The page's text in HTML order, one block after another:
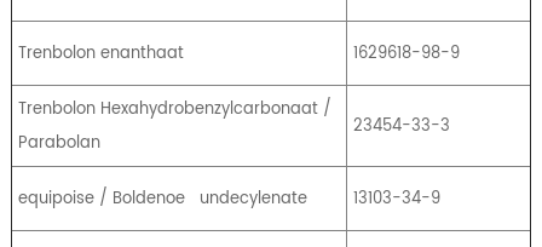
Trenbolon enanthaat 1629618-98-9
Trenbolon Hexahydrobenzylcarbonaat /
Parabolan
23454-33-3
equipoise / Boldenoe undecylenate 13103-34-9